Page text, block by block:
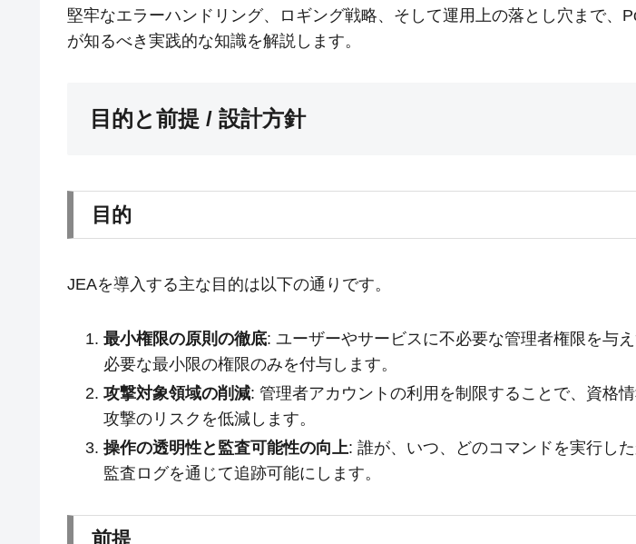
堅牢なエラーハンドリング、ロギング戦略、そして運用上の落とし穴まで、
が知るべき実践的な知識を解説します。
目的と前提 / 設計方針
目的
JEAを導入する主な目的は以下の通りです。
最小権限の原則の徹底: ユーザーやサービスに不必要な管理者権限を与
必要な最小限の権限のみを付与します。
攻撃対象領域の削減: 管理者アカウントの利用を制限することで、資格
攻撃のリスクを低減します。
操作の透明性と監査可能性の向上: 誰が、いつ、どのコマンドを実行した
監査ログを通じて追跡可能にします。
前提